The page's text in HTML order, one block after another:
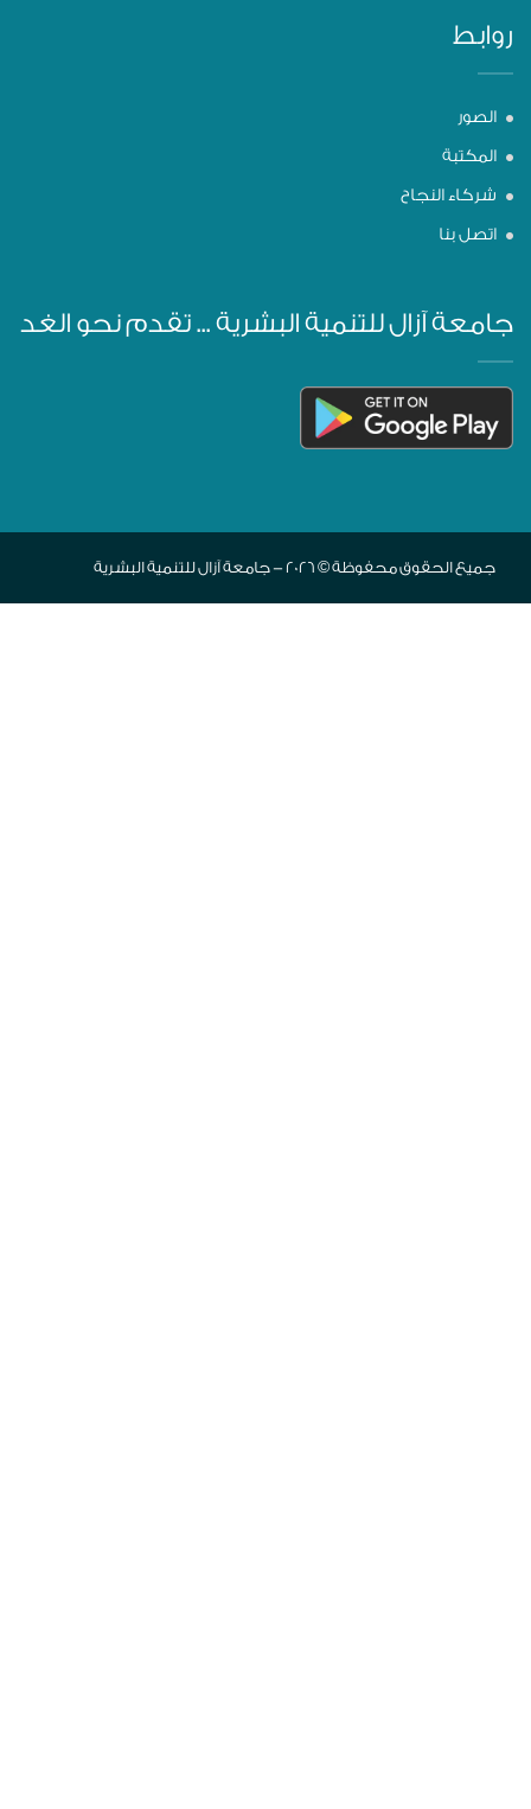
روابط
الصور
المكتبة
شركاء النجاح
اتصل بنا
جامعة آزال للتنمية البشرية ... تقدم نحو الغد
جميع الحقوق محفوظة © 2026 - جامعة آزال للتنمية البشرية